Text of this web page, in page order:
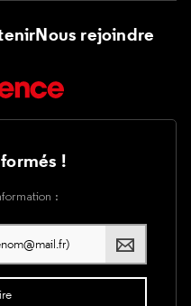
Nous rejoindre
!
: